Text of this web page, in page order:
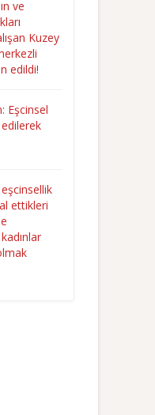
ve
Kuzey
edildi!
Eşcinsel
ettikleri